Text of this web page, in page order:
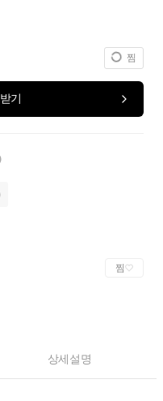
찜
받기
찜
상세설명